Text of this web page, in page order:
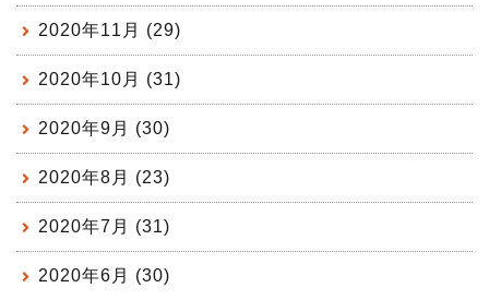
2020年11月 (29)
2020年10月 (31)
2020年9月 (30)
2020年8月 (23)
2020年7月 (31)
2020年6月 (30)